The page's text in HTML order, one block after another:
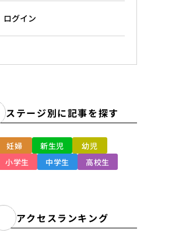
ログイン
ステージ別に記事を探す
妊婦 新生児
幼児
小学生 中学生 高校生
アクセスランキング